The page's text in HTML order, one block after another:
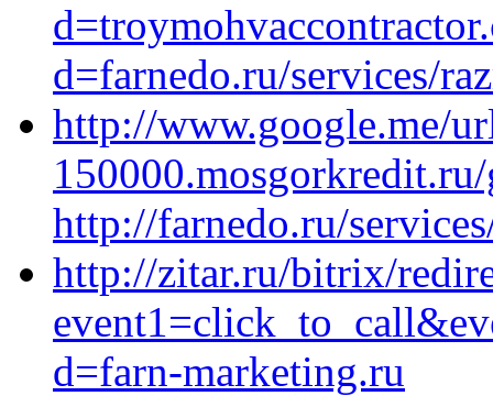
d=farnedo.ru/services/
http://www.google.me/
http://farnedo.ru/
http://zitar.ru/bitrix/
d=farn-marketing.ru